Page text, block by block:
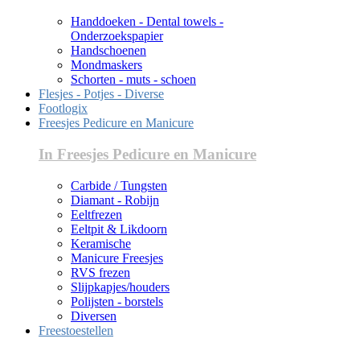
Handdoeken - Dental towels -
Onderzoekspapier
Handschoenen
Mondmaskers
Schorten - muts - schoen
Flesjes - Potjes - Diverse
Footlogix
Freesjes Pedicure en Manicure
In Freesjes Pedicure en Manicure
Carbide / Tungsten
Diamant - Robijn
Eeltfrezen
Eeltpit & Likdoorn
Keramische
Manicure Freesjes
RVS frezen
Slijpkapjes/houders
Polijsten - borstels
Diversen
Freestoestellen